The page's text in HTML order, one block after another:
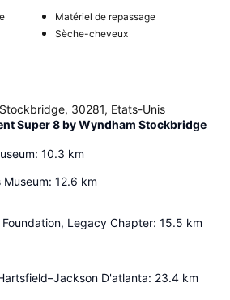
Matériel de repassage
Sèche-cheveux
30281, Etats-Unis
Super 8 by Wyndham Stockbridge
: 10.3 km
Museum: 12.6 km
Legacy Chapter: 15.5 km
D'atlanta: 23.4 km